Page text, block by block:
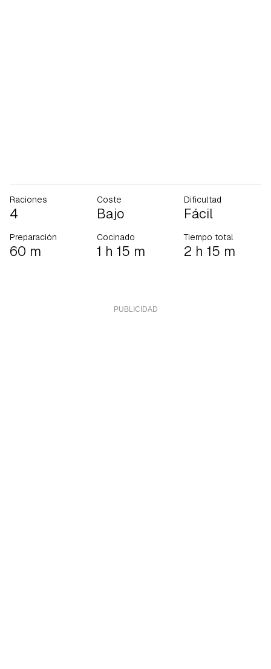
Raciones
4
Coste
Bajo
Dificultad
Fácil
Preparación
60 m
Cocinado
1 h 15 m
Tiempo total
2 h 15 m